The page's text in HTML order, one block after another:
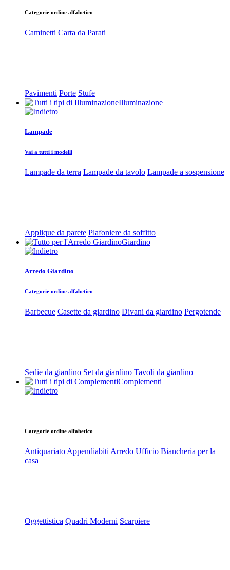
Categorie ordine alfabetico
Caminetti Carta da Parati
Pavimenti Porte Stufe
Illuminazione
Lampade
Vai a tutti i modelli
Lampade da terra Lampade da tavolo Lampade a sospensione
Applique da parete Plafoniere da soffitto
Giardino
Arredo Giardino
Categorie ordine alfabetico
Barbecue Casette da giardino Divani da giardino Pergotende
Sedie da giardino Set da giardino Tavoli da giardino
Complementi
Categorie ordine alfabetico
Antiquariato Appendiabiti Arredo Ufficio Biancheria per la
casa
Oggettistica Quadri Moderni Scarpiere